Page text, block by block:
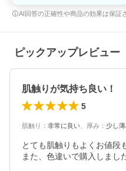
AI回答の正確性や商品の効果は保証
ピックアップレビュー
肌触りが気持ち良い！
5
肌触り ： 非常に良い 厚み ： 少し
とても肌触りもよくお値段
また、色違いで購入しまし